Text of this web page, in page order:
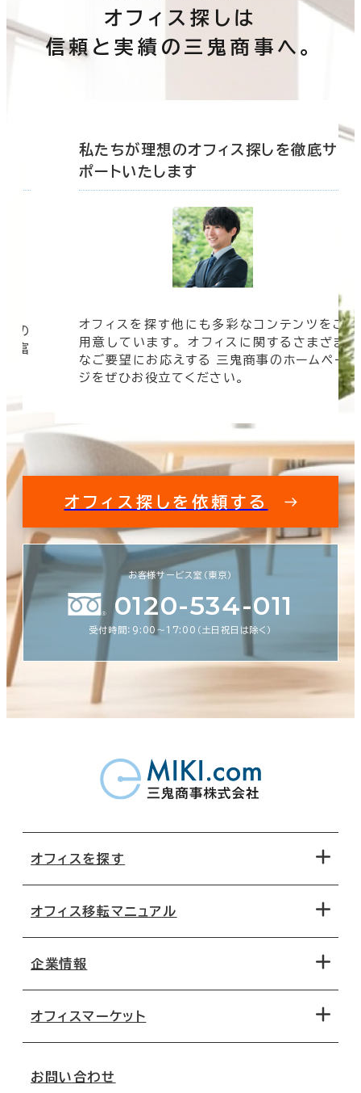
オフィス探しは
信頼と実績の三鬼商事へ。
の
豊富
私たちが理想のオフィス探しを徹底サ
ポートいたします
オフィスを探す他にも多彩なコンテンツをご
用意しています。 オフィスに関するさまざま
なご要望にお応えする 三鬼商事のホームペー
ジをぜひお役立てください。
オフィス探しを依頼する
お客様サービス室（東京）
0120-534-011
受付時間：9:00〜17:00（土日祝日は除く）
オフィスを探す
地図から探す
路線・駅から探す
オフィス移転マニュアル
移転コストシミュレーション
移転スケジュール
オフィス移転Q&A
企業情報
オフィスマーケット
お問い合わせ